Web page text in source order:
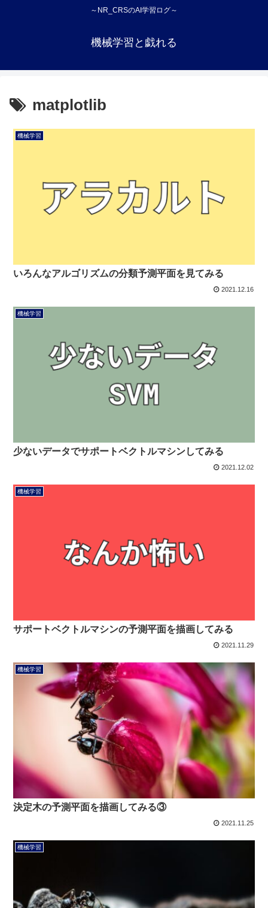
～NR_CRSのAI学習ログ～
機械学習と戯れる
matplotlib
機械学習
いろんなアルゴリズムの分類予測平面を見てみる
2021.12.16
機械学習
少ないデータでサポートベクトルマシンしてみる
2021.12.02
機械学習
サポートベクトルマシンの予測平面を描画してみる
2021.11.29
機械学習
決定木の予測平面を描画してみる③
2021.11.25
機械学習